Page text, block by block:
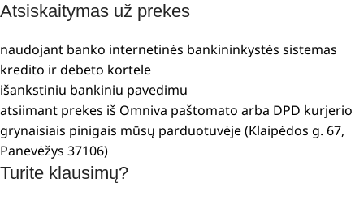
Atsiskaitymas už prekes
naudojant banko internetinės bankininkystės sistemas
kredito ir debeto kortele
išankstiniu bankiniu pavedimu
atsiimant prekes iš Omniva paštomato arba DPD kurjerio
grynaisiais pinigais mūsų parduotuvėje (Klaipėdos g. 67,
Panevėžys 37106)
Turite klausimų?